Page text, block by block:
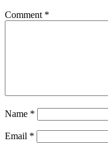
Comment *
Name *
Email *